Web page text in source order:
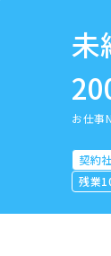
未
お仕
契約
残業